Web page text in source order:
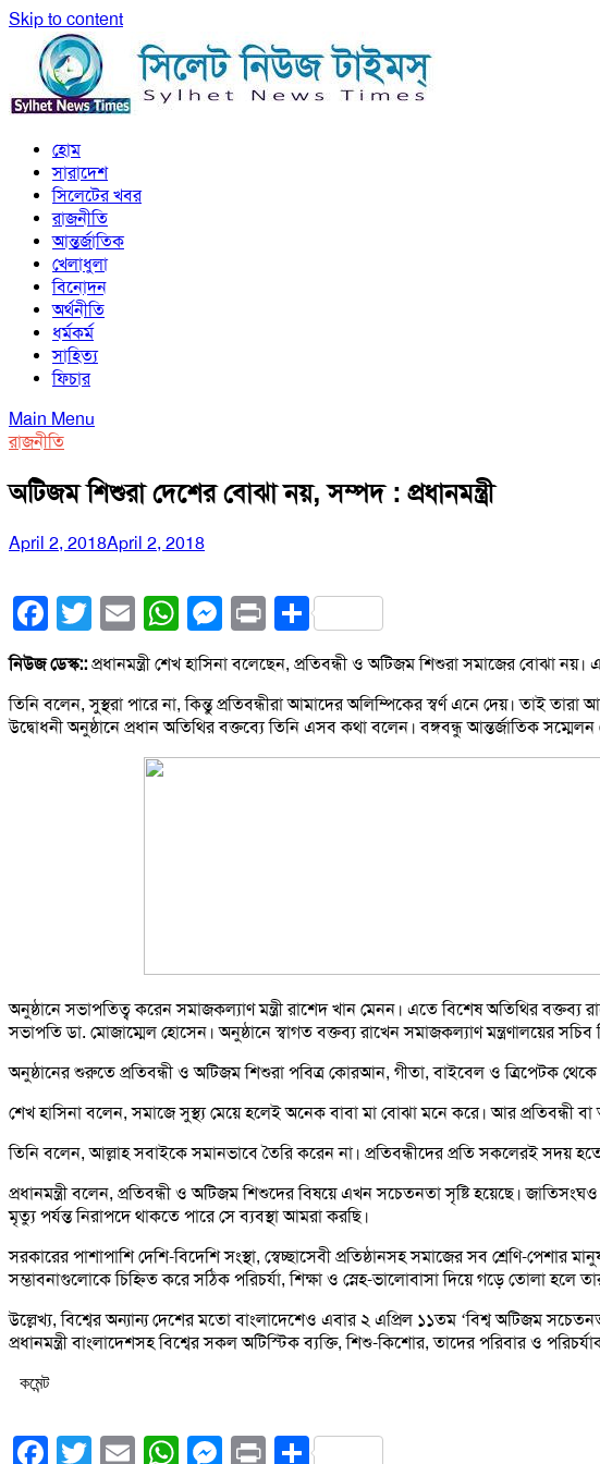
Skip to content
সিলেট নিউজ টাইমস্ | Sylhet News Times
সিলেট নিউজ টাইমস্ | Sylhet News Times
হোম
সারাদেশ
সিলেটের খবর
রাজনীতি
আন্তর্জাতিক
খেলাধুলা
বিনোদন
অর্থনীতি
ধর্মকর্ম
সাহিত্য
ফিচার
Main Menu
রাজনীতি
অটিজম শিশুরা দেশের বোঝা নয়, সম্পদ : প্রধানমন্ত্রী
April 2, 2018April 2, 2018
Facebook
Twitter
EmailWhatsApp
Messenger
PrintShare
নিউজ ডেস্ক:: প্রধানমন্ত্রী শেখ হাসিনা বলেছেন, প্রতিবন্ধী ও অটিজম শিশুরা সমাজের বোঝা
তিনি বলেন, সুস্থরা পারে না, কিন্তু প্রতিবন্ধীরা আমাদের অলিম্পিকের স্বর্ণ এনে দেয়।
উদ্বোধনী অনুষ্ঠানে প্রধান অতিথির বক্তব্যে তিনি এসব কথা বলেন। বঙ্গবন্ধু আন্তর্জাতিক
অনুষ্ঠানে সভাপতিত্ব করেন সমাজকল্যাণ মন্ত্রী রাশেদ খান মেনন। এতে বিশেষ অতিথির বক্তব্য
সভাপতি ডা. মোজাম্মেল হোসেন। অনুষ্ঠানে স্বাগত বক্তব্য রাখেন সমাজকল্যাণ মন্ত্রণালয়ের সচিব
অনুষ্ঠানের শুরুতে প্রতিবন্ধী ও অটিজম শিশুরা পবিত্র কোরআন, গীতা, বাইবেল ও ত্রিপেটক
শেখ হাসিনা বলেন, সমাজে সুস্থ্য মেয়ে হলেই অনেক বাবা মা বোঝা মনে করে। আর প্রতিবন্ধী
তিনি বলেন, আল্লাহ সবাইকে সমানভাবে তৈরি করেন না। প্রতিবন্ধীদের প্রতি সকলেরই সদয়
প্রধানমন্ত্রী বলেন, প্রতিবন্ধী ও অটিজম শিশুদের বিষয়ে এখন সচেতনতা সৃষ্টি হয়েছে।
মৃত্যু পর্যন্ত নিরাপদে থাকতে পারে সে ব্যবস্থা আমরা করছি।
সরকারের পাশাপাশি দেশি-বিদেশি সংস্থা, স্বেচ্ছাসেবী প্রতিষ্ঠানসহ সমাজের সব শ্রেণি-
সম্ভাবনাগুলোকে চিহ্নিত করে সঠিক পরিচর্যা, শিক্ষা ও স্নেহ-ভালোবাসা দিয়ে গড়ে তোলা হলে
উল্লেখ্য, বিশ্বের অন্যান্য দেশের মতো বাংলাদেশেও এবার ২ এপ্রিল ১১তম ‘বিশ্ব অটিজম
প্রধানমন্ত্রী বাংলাদেশসহ বিশ্বের সকল অটিস্টিক ব্যক্তি, শিশু-কিশোর, তাদের পরিবার ও
কমেন্ট
Facebook
Twitter
EmailWhatsApp
Messenger
PrintShare